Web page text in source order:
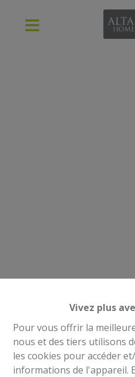
Vivez plus
Pour vous offrir la
nous et des tiers utilisons
les cookies pour accéder
informations de l'appareil.
Mentions légales